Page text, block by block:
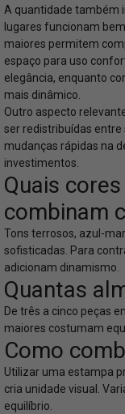
A quantidade também
lugares funcionam
maiores permitem
espaço para uso
elegância, enquanto
mais dinâmico.
Outro aspecto
ser redistribuídas
mudanças rápidas na
investimentos.
Quais
combinam
Tons terrosos, azul-
sofisticadas. Para
adicionam dinamismo.
Quantas
De três a cinco peças
maiores costumam
Como
Utilizar uma estampa
cria unidade visual.
equilíbrio.